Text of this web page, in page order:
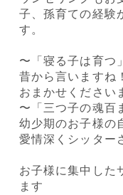
子、孫育ての経験
す。
〜「寝る子は育つ
昔から言いますね
おまかせください
〜「三つ子の魂百
幼少期のお子様の
愛情深くシッター
お子様に集中した
ます